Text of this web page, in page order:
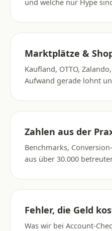
und welche nur Hype
Marktplätze &
Kaufland, OTTO,
Aufwand gerade lohnt
Zahlen aus der
Benchmarks,
aus über 30.000
Fehler, die Geld
Was wir bei Account-